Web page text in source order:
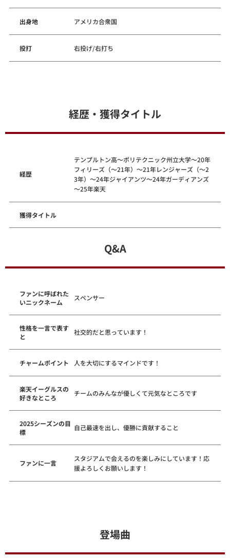
出身地 アメリカ合衆国
投打 右投げ/右打ち
経歴・獲得タイトル
経歴
テンプルトン高～ポリテクニック州立大学～20年
フィリーズ（～21年）～21年レンジャーズ（～2
3年）～24年ジャイアンツ～24年ガーディアンズ
～25年楽天
獲得タイトル
Q&A
ファンに呼ばれた
いニックネーム
スペンサー
性格を一言で表す
と
社交的だと思っています！
チャームポイント 人を大切にするマインドです！
楽天イーグルスの
好きなところ
チームのみんなが優しくて元気なところです
2025シーズンの目
標
自己最速を出し、優勝に貢献すること
ファンに一言
スタジアムで会えるのを楽しみにしています！応
援よろしくお願いします！
登場曲